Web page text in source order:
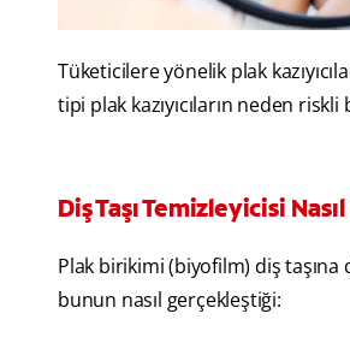
Tüketicilere yönelik plak
tipi plak kazıyıcıların neden
Diş Taşı Temizleyicisi Nasıl
Plak birikimi (biyofilm) diş
bunun nasıl gerçekleştiği: